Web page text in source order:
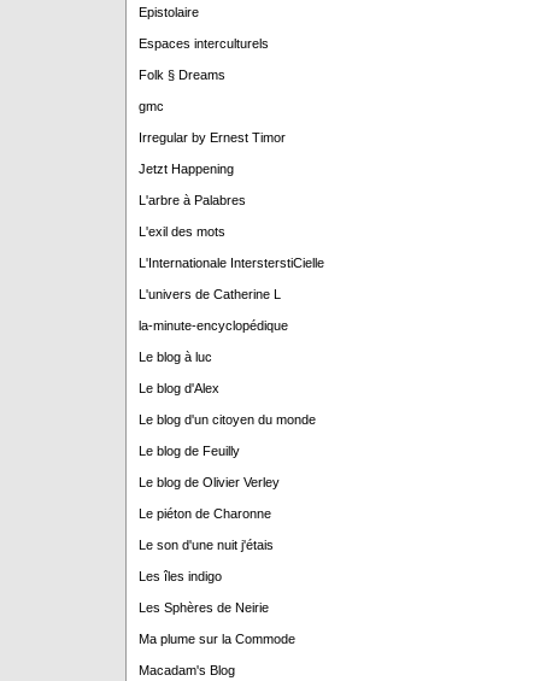
Epistolaire
Espaces interculturels
Folk § Dreams
gmc
Irregular by Ernest Timor
Jetzt Happening
L'arbre à Palabres
L'exil des mots
L'Internationale IntersterstiCielle
L'univers de Catherine L
la-minute-encyclopédique
Le blog à luc
Le blog d'Alex
Le blog d'un citoyen du monde
Le blog de Feuilly
Le blog de Olivier Verley
Le piéton de Charonne
Le son d'une nuit j'étais
Les îles indigo
Les Sphères de Neirie
Ma plume sur la Commode
Macadam's Blog